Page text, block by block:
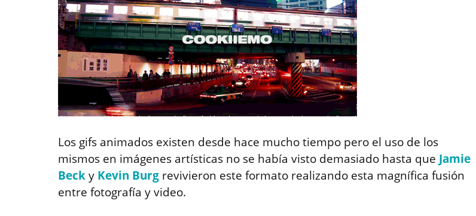
Los gifs animados existen desde hace mucho tiempo pero el uso de los
mismos en imágenes artísticas no se había visto demasiado hasta que Jamie
Becky Kevin Burg revivieron este formato realizando esta magnífica fusión
entre fotografía y video.